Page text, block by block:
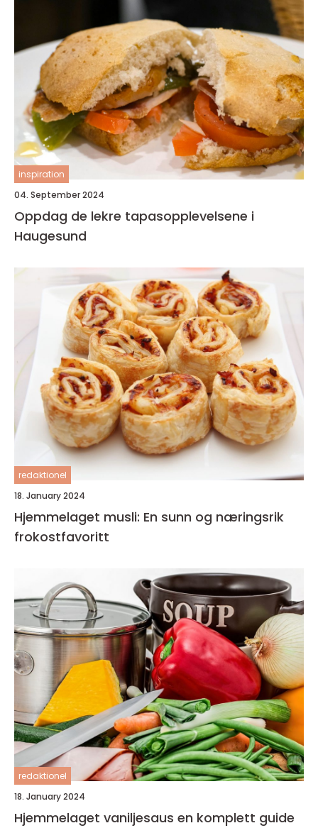
inspiration
04. September 2024
Oppdag de lekre tapasopplevelsene i
Haugesund
redaktionel
18. January 2024
Hjemmelaget musli: En sunn og næringsrik
frokostfavoritt
redaktionel
18. January 2024
Hjemmelaget vaniljesaus en komplett guide